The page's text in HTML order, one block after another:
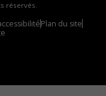
réservés.
Plan du site